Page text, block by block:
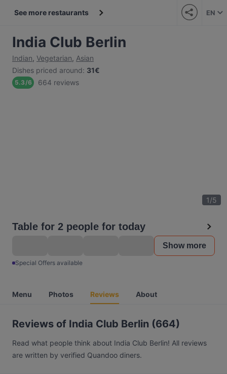
See more restaurants EN
India Club Berlin
Indian, Vegetarian, Asian
Dishes priced around: 31€
5.3/6 664 reviews
1/5
Table for 2 people for today
Show more
Special Offers available
Menu Photos Reviews About
Reviews of India Club Berlin (664)
Read what people think about India Club Berlin! All reviews
are written by verified Quandoo diners.